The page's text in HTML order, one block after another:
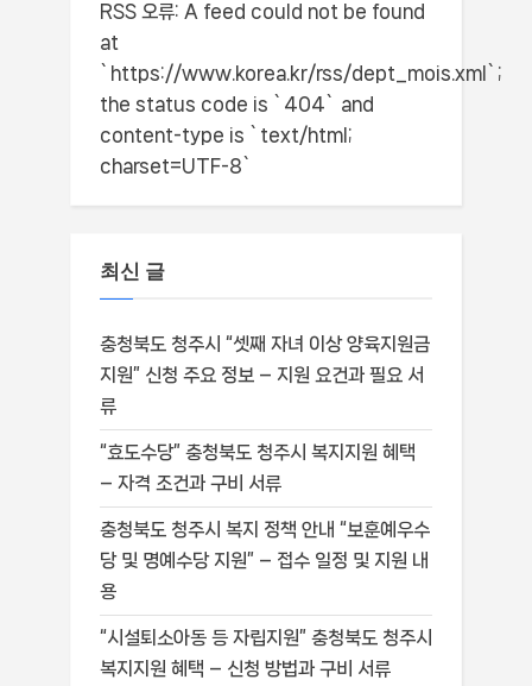
RSS 오류: A feed could not be found
at
`https://www.korea.kr/rss/dept_mois.xml`;
the status code is `404` and
content-type is `text/html;
charset=UTF-8`
최신 글
충청북도 청주시 “셋째 자녀 이상 양육지원금
지원” 신청 주요 정보 – 지원 요건과 필요 서
류
“효도수당” 충청북도 청주시 복지지원 혜택
– 자격 조건과 구비 서류
충청북도 청주시 복지 정책 안내 “보훈예우수
당 및 명예수당 지원” – 접수 일정 및 지원 내
용
“시설퇴소아동 등 자립지원” 충청북도 청주시
복지지원 혜택 – 신청 방법과 구비 서류